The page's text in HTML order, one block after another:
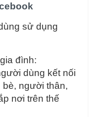
sử dụng
đình:
dùng kết nối
người thân,
nơi trên thế